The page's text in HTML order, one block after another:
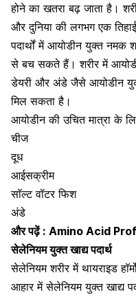
होने का खतरा बढ़ जाता है।
और दुनिया की लगभग एक
पदार्थों में आयोडीन युक्त
से बच सकते हैं। शरीर में
डेयरी और अंडे जैसे आयोडीन
मिल सकता है।
आयोडीन की उचित मात्रा के
चीज
दूध
आईसक्रीम
सॉल्ट वॉटर फिश
अंडे
और पढ़ें : Amino Acid
सेलेनियम युक्त खाद्य पदार्थ
सेलेनियम शरीर में थायराइड
आहार में सेलेनियम युक्त खाद्य